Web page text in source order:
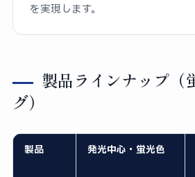
を実現します。
製品ラインナップ（
グ）
製品 発光中心・蛍光色